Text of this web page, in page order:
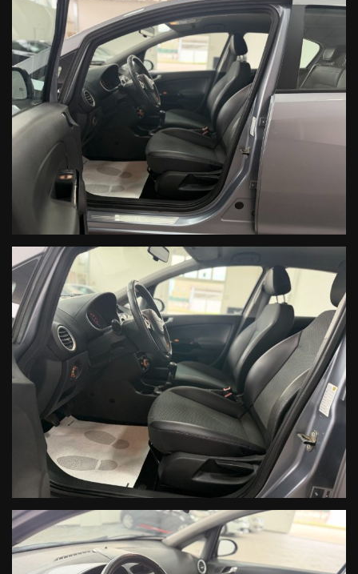
NON HAI TROVATO L'AUTO CHE
CERCHI?
Compila il modulo e ti contatteremo appena l'auto che
cerchi sarà disponibile